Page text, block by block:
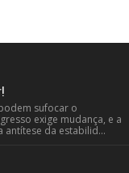
sufocar o
exige mudança, e a
antítese da estabilid...